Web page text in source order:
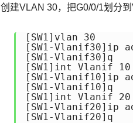
创建VLAN 30，把G0/0/1划分
[SW1]vlan 30
[SW1-Vlanif30]ip
[SW1-Vlanif30]q
[SW1]int Vlanif 10
[SW1-Vlanif10]ip
[SW1-Vlanif10]q
[SW1]int Vlanif 20
[SW1-Vlanif20]ip
[SW1-Vlanif20]q